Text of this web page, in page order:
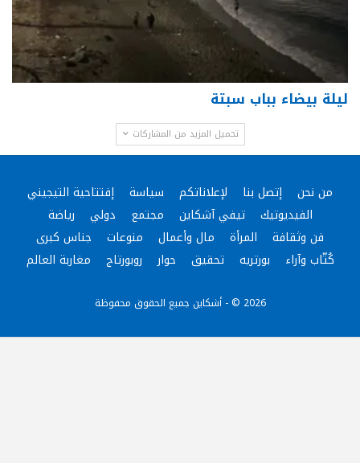
ليلة بيضاء بباب سبتة
تحميل المزيد من المشاركات
من نحن إتصل بنا لإعلاناتكم سياسة
إفتتاحية التيجيني
الفيديوتيك
تيفي آشكاين مجتمع دولي
رياضة
فن وثقافة
المرأة مال وأعمال منوعات
جناس كبرى
كُتّاب وآراء
بورتريه تحقيق حوار روبورتاج مغاربة العالم
2026 © - أشكاين جميع الحقوق محفوظة